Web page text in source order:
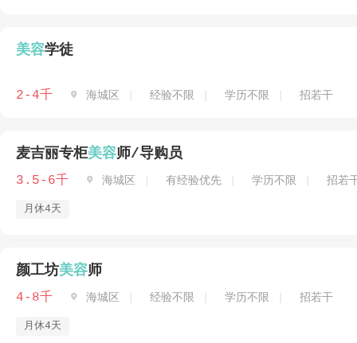
美容学徒
2-4千  海城区 经验不限 学历不限 招若干
麦吉丽专柜美容师/导购员
3.5-6千  海城区 有经验优先 学历不限 招若
月休4天
颜工坊美容师
4-8千  海城区 经验不限 学历不限 招若干
月休4天